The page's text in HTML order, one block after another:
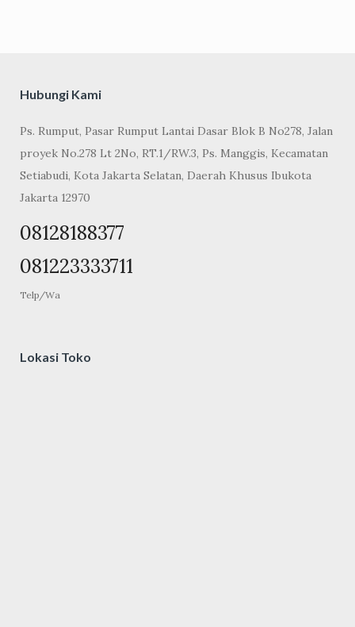
Hubungi Kami
Ps. Rumput, Pasar Rumput Lantai Dasar Blok B No278, Jalan
proyek No.278 Lt 2No, RT.1/RW.3, Ps. Manggis, Kecamatan
Setiabudi, Kota Jakarta Selatan, Daerah Khusus Ibukota
Jakarta 12970
08128188377
081223333711
Telp/Wa
Lokasi Toko